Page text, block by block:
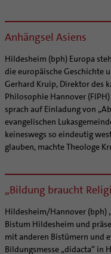
Anhängsel Asiens
Hildesheim (bph) Europa
die europäische Geschichte
Gerhard Kruip, Direktor des
Philosophie Hannover
sprach auf Einladung von
evangelischen
keineswegs so eindeutig
glauben, machte Theologe
„Bildung braucht
Hildesheim/Hannover (bph)
Bistum Hildesheim und
mit anderen Bistümern und
Bildungsmesse „didacta“ in